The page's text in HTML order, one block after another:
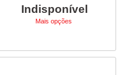
Indisponível
Mais opções